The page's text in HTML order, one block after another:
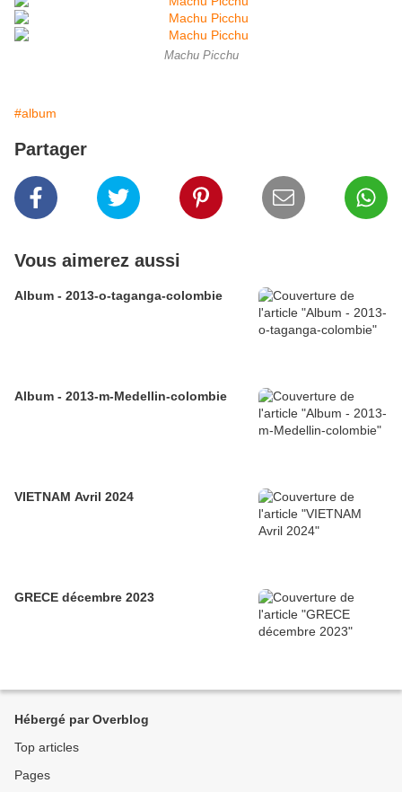
Machu Picchu
#album
Partager
Vous aimerez aussi
Album - 2013-o-taganga-colombie
Album - 2013-m-Medellin-colombie
VIETNAM Avril 2024
GRECE décembre 2023
Hébergé par Overblog
Top articles
Pages